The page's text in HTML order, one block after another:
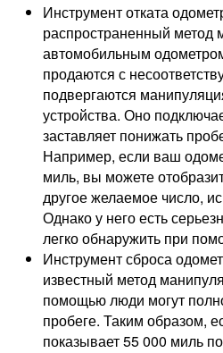
Инструмент отката
распространенный метод
автомобильным
продаются с
подвергаются
устройства. Оно
заставляет понижать
Например, если ваш
миль, вы можете
другое желаемое число,
Однако у него есть
легко обнаружить при
Инструмент сброса
известный метод
помощью люди могут
пробеге. Таким образом,
показывает 55 000 миль